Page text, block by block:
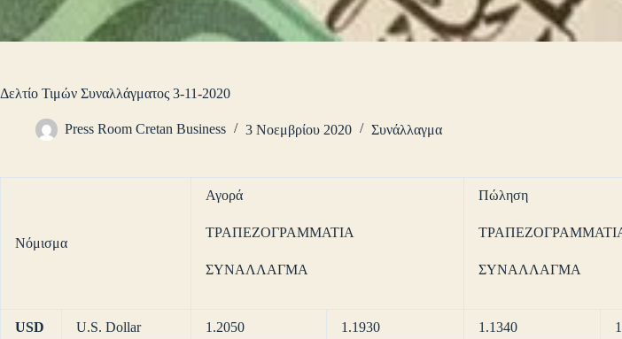
Δελτίο Τιμών Συναλλάγματος 3-11-2020
Press Room Cretan Business 3 Νοεμβρίου 2020 Συνάλλαγμα
Νόμισμα
Αγορά
ΤΡΑΠΕΖΟΓΡΑΜΜΑΤΙΑ
ΣΥΝΑΛΛΑΓΜΑ
Πώληση
ΣΥΝΑΛΛΑΓΜΑ
USD U.S. Dollar 1.2050 1.1930 1.1340